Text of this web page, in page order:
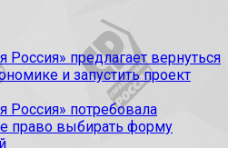
Россия» предлагает вернуться
и запустить проект
Россия» потребовала
право выбирать форму